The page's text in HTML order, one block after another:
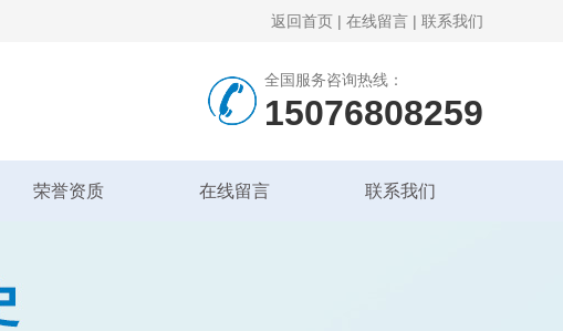
返回首页 | 在线留言 | 联系我们
全国服务咨询热线：
15076808259
荣誉资质 在线留言 联系我们